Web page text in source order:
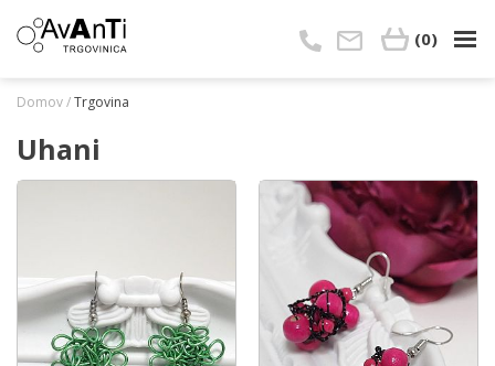
(0)
Domov/Trgovina
Uhani